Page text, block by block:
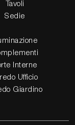
Tavoli
Sedie
Interne
Ufficio
Giardino